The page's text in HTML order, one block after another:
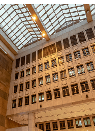
｜位置｜
Location
｜首頁｜
Home